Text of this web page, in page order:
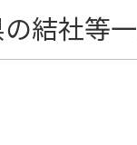
結社等